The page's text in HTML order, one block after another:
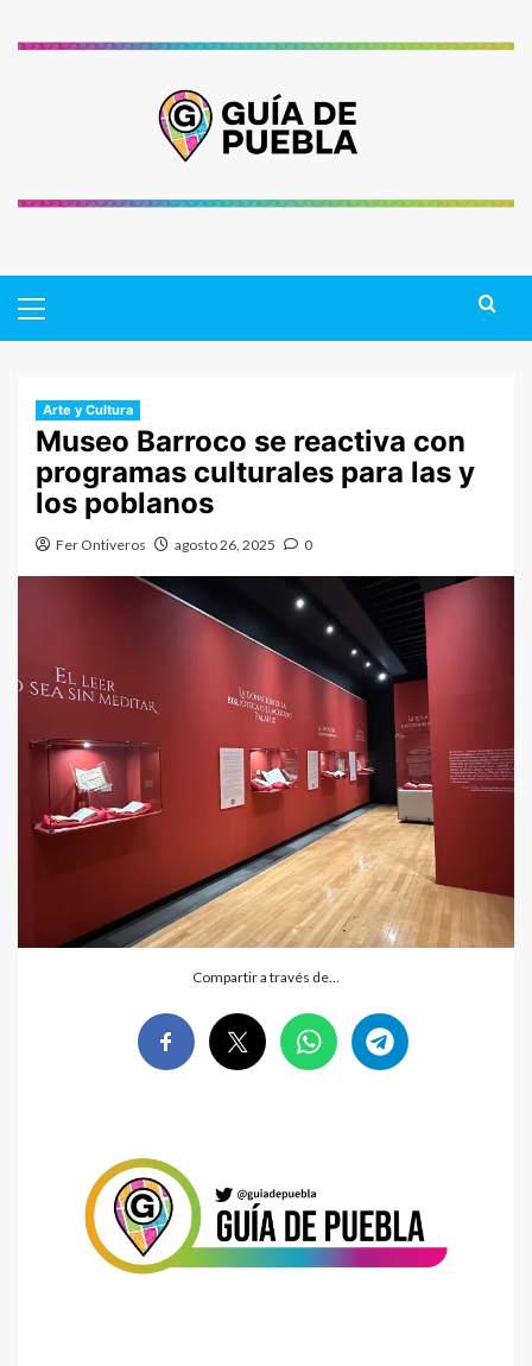
Menu
Arte y Cultura
Museo Barroco se reactiva con
programas culturales para las y
los poblanos
Fer Ontiveros agosto 26, 2025 0
Compartir a través de…